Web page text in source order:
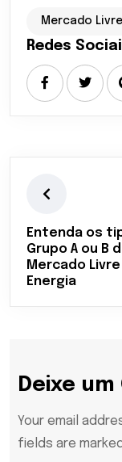
Mercado
Redes
Entenda os
Grupo A ou B
Mercado
Energia
Deixe
Your email
fields are